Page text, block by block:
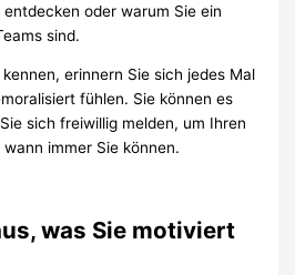
oder warum Sie ein
sind.
erinnern Sie sich jedes Mal
fühlen. Sie können es
sich freiwillig melden, um Ihren
immer Sie können.
was Sie motiviert